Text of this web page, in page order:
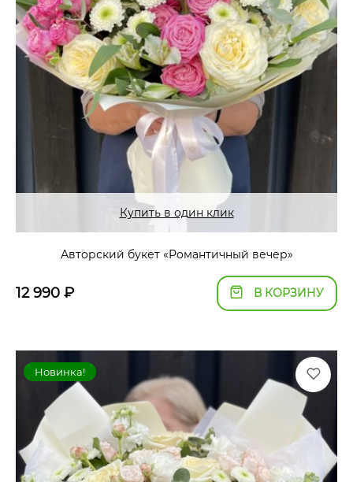
Купить в один клик
Авторский букет «Романтичный вечер»
12 990 ₽ В КОРЗИНУ
Новинка!